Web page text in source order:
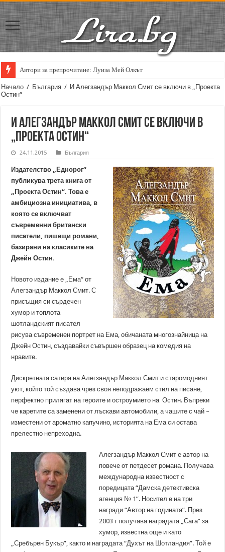
Автори за препрочитане: Луиза Мей Олкът
Начало / България / И Алегзандър Маккол Смит се включи в „Проекта
Остин“
И Алегзандър Маккол Смит се включи в
„Проекта Остин“
24.11.2015 България
Издателство „Еднорог“
публикува трета книга от
„Проекта Остин“. Това е
амбициозна инициатива, в
която се включват
съвременни британски
писатели, пишещи романи,
базирани на класиките на
Джейн Остин.
Новото издание е „Ема“ от
Алегзандър Маккол Смит. С
присъщия си сърдечен
хумор и топлота
шотландският писател
рисува съвременен портрет на Ема, обичаната многознайница на
Джейн Остин, създавайки съвършен образец на комедия на
нравите.
Дискретната сатира на Алегзандър Маккол Смит и старомодният
уют, който той създава чрез своя неподражаем стил на писане,
перфектно прилягат на героите и остроумието на Остин. Въпреки
че каретите са заменени от лъскави автомобили, а чашите с чай –
изместени от ароматно капучино, историята на Ема си остава
прелестно непреходна.
Алегзандър Маккол Смит е автор на
повече от петдесет романа. Получава
международна известност с
поредицата “Дамска детективска
агенция № 1”. Носител е на три
награди “Автор на годината”. През
2003 г получава наградата „Сага” за
хумор, известна още и като
„Сребърен Букър”, както и наградата “Духът на Шотландия”. Той е